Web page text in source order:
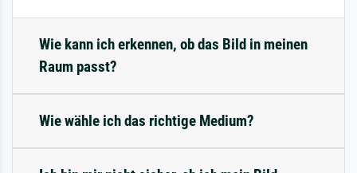
Wie kann ich erkennen, ob das Bild in meinen
Raum passt?
Wie wähle ich das richtige Medium?